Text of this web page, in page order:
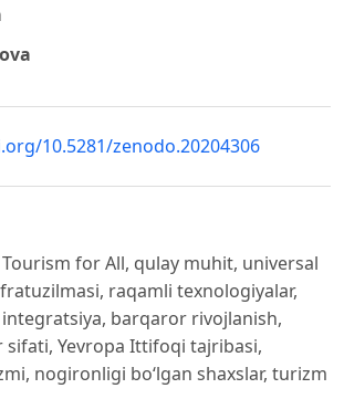
10.5281/zenodo.20204306
for All, qulay muhit, universal
raqamli texnologiyalar,
integratsiya, barqaror rivojlanish,
Yevropa Ittifoqi tajribasi,
nogironligi bo‘lgan shaxslar, turizm